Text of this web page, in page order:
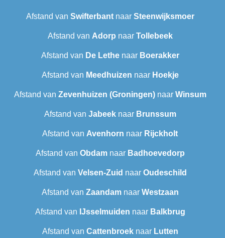
Afstand van Swifterbantnaar Steenwijksmoer
Afstand van Adorp naar Tollebeek
Afstand van De Lethenaar Boerakker
Afstand van Meedhuizen naar Hoekje
Afstand van Zevenhuizen (Groningen)naar Winsum
Afstand van Jabeeknaar Brunssum
Afstand van Avenhorn naar Rijckholt
Afstand van Obdamnaar Badhoevedorp
Afstand van Velsen-Zuid naar Oudeschild
Afstand van Zaandamnaar Westzaan
Afstand van IJsselmuiden naar Balkbrug
Afstand van Cattenbroeknaar Lutten